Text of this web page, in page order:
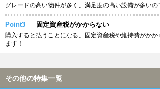
グレードの高い物件が多く、満足度の高い設備が多いの
Point3 固定資産税がかからない
購入すると払うことになる、固定資産税や維持費がかか
ます！
その他の特集一覧